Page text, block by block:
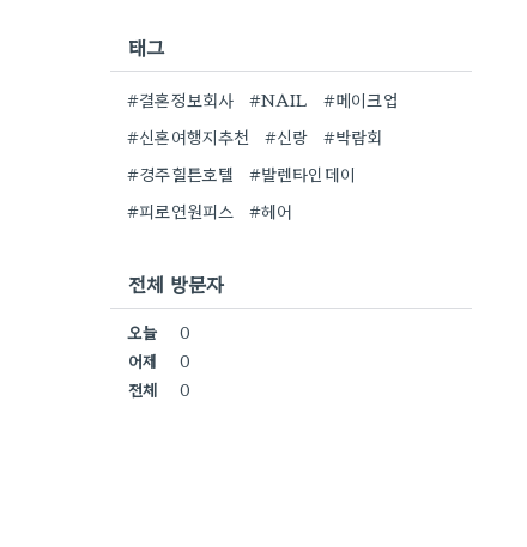
태그
#결혼정보회사 #NAIL
#메이크업
#신혼여행지추천
#신랑
#박람회
#경주힐튼호텔
#발렌타인데이
#피로연원피스
#헤어
전체 방문자
오늘
0
어제
0
전체
0